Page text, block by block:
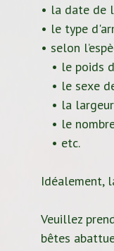
• la date de
• le type
• selon
• le poids
• le sexe
• la
• le
• etc.
Idéalement,
Veuillez
bêtes